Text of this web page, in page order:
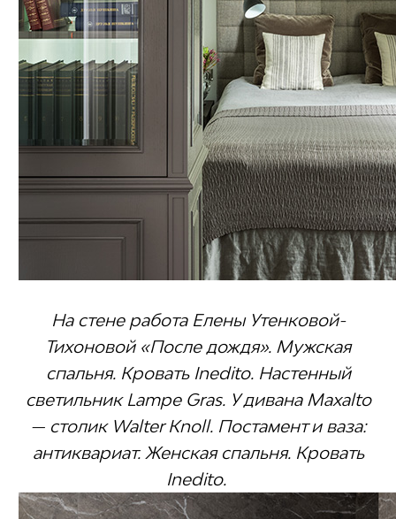
На стене работа Елены Утенковой-
Тихоновой «После дождя». Мужская
спальня. Кровать Inedito. Настенный
светильник Lampe Gras. У дивана Maxalto
— столик Walter Knoll. Постамент и ваза:
антиквариат. Женская спальня. Кровать
Inedito.